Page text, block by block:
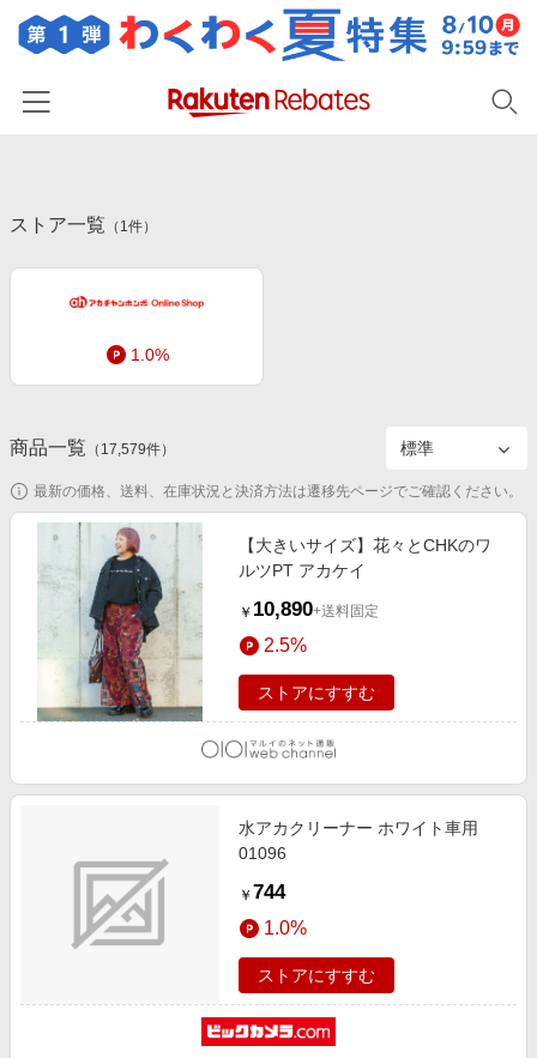
カテゴリー一覧
百貨店・総合ECモール
ファッション・インナー・小物
食品・スイーツ・お酒
家電・PC・スマホ・カメラ
スポーツ・アウトドア・ゴルフ
インテリア・寝具
ペット・花・DIY・車
旅行・レジャー・ホテル予約
金融・マネー・保険
ビジネス・その他サービス
初回購入者限定特典
新着ストアのご紹介
電子書籍特集
楽天ペイ導入ストア
楽天サービス特集
旅行特集
お中元特集2026
わくわく夏特集
とことん買い物チャレンジ
Apple公式サイト×楽天カード分割払い
Qoo10メガポ
友達紹介
楽天IDでログイン/会員登録
ストア一覧 （ 1件）
1.0%
商品一覧 （ 17,579件）
最新の価格、送料、在庫状況と決済方法は遷移先ページでご確認ください。
【大きいサイズ】花々とCHKのワ
ルツPT アカケイ
￥ 10,890+送料固定
2.5%
ストアにすすむ
水アカクリーナー ホワイト車用
01096
￥ 744
1.0%
ストアにすすむ